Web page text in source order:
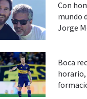
Con
mundo
Jorge
Boca
horario,